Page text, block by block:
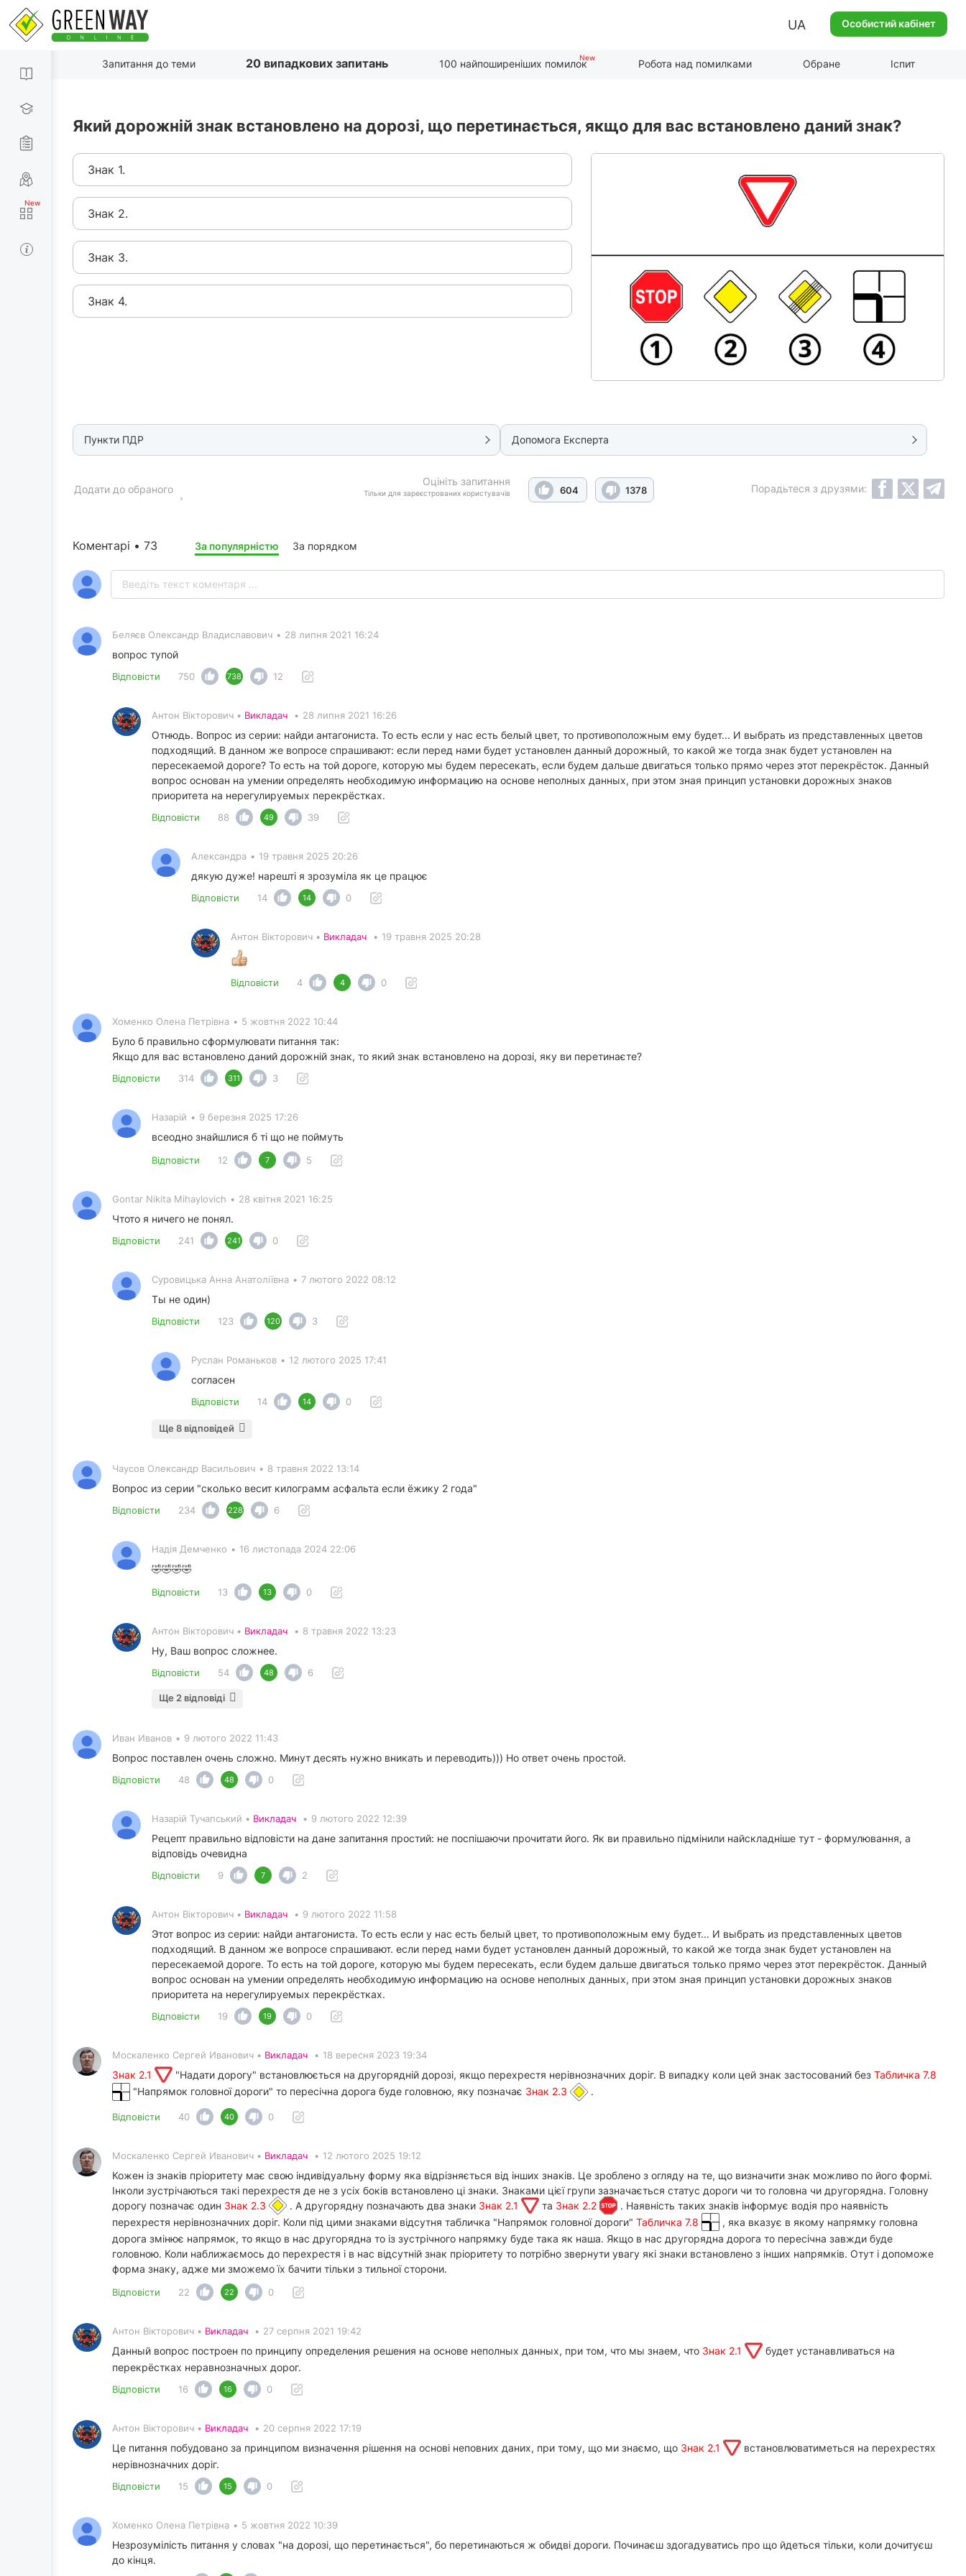
UA Особистий кабінет
Запитання до теми 20 випадкових запитань 100 найпоширеніших помилок Робота над помилками Обране Іспит
Який дорожній знак встановлено на дорозі, що перетинається, якщо для вас встановлено даний знак?
Знак 1.
Знак 2.
Знак 3.
Знак 4.
Пункти ПДР Допомога Експерта
Оцініть запитання
Тільки для зареєстрованих користувачів 604 1378
Додати до обраного Порадьтеся з друзями:
Коментарі • 73 За популярністю За порядком
Беляєв Олександр Владиславович • 28 липня 2021 16:24
вопрос тупой
Відповісти 750 738 12
Антон Вікторович • Викладач • 28 липня 2021 16:26
Отнюдь. Вопрос из серии: найди антагониста. То есть если у нас есть белый цвет, то противоположным ему будет... И выбрать из представленных цветов
подходящий. В данном же вопросе спрашивают: если перед нами будет установлен данный дорожный, то какой же тогда знак будет установлен на
пересекаемой дороге? То есть на той дороге, которую мы будем пересекать, если будем дальше двигаться только прямо через этот перекрёсток. Данный
вопрос основан на умении определять необходимую информацию на основе неполных данных, при этом зная принцип установки дорожных знаков
приоритета на нерегулируемых перекрёстках.
Відповісти 88 49 39
Александра • 19 травня 2025 20:26
дякую дуже! нарешті я зрозуміла як це працює
Відповісти 14 14 0
Антон Вікторович • Викладач • 19 травня 2025 20:28
Відповісти 4 4 0
Хоменко Олена Петрівна • 5 жовтня 2022 10:44
Було б правильно сформулювати питання так:
Якщо для вас встановлено даний дорожній знак, то який знак встановлено на дорозі, яку ви перетинаєте?
Відповісти 314 311 3
Назарій • 9 березня 2025 17:26
всеодно знайшлися б ті що не поймуть
Відповісти 12 7 5
Gontar Nikita Mihaylovich • 28 квітня 2021 16:25
Чтото я ничего не понял.
Відповісти 241 241 0
Суровицька Анна Анатоліївна • 7 лютого 2022 08:12
Ты не один)
Відповісти 123 120 3
Руслан Романьков • 12 лютого 2025 17:41
согласен
Відповісти 14 14 0
Ще 8 відповідей
Чаусов Олександр Васильович • 8 травня 2022 13:14
Вопрос из серии "сколько весит килограмм асфальта если ёжику 2 года"
Відповісти 234 228 6
Надія Демченко • 16 листопада 2024 22:06
🤣🤣🤣🤣
Відповісти 13 13 0
Антон Вікторович • Викладач • 8 травня 2022 13:23
Ну, Ваш вопрос сложнее.
Відповісти 54 48 6
Ще 2 відповіді
Иван Иванов • 9 лютого 2022 11:43
Вопрос поставлен очень сложно. Минут десять нужно вникать и переводить))) Но ответ очень простой.
Відповісти 48 48 0
Назарій Тучапський • Викладач • 9 лютого 2022 12:39
Рецепт правильно відповісти на дане запитання простий: не поспішаючи прочитати його. Як ви правильно підмінили найскладніше тут - формулювання, а
відповідь очевидна
Відповісти 9 7 2
Антон Вікторович • Викладач • 9 лютого 2022 11:58
Этот вопрос из серии: найди антагониста. То есть если у нас есть белый цвет, то противоположным ему будет... И выбрать из представленных цветов
подходящий. В данном же вопросе спрашивают. если перед нами будет установлен данный дорожный, то какой же тогда знак будет установлен на
пересекаемой дороге. То есть на той дороге, которую мы будем пересекать, если будем дальше двигаться только прямо через этот перекрёсток. Данный
вопрос основан на умении определять необходимую информацию на основе неполных данных, при этом зная принцип установки дорожных знаков
приоритета на нерегулируемых перекрёстках.
Відповісти 19 19 0
Москаленко Сергей Иванович • Викладач • 18 вересня 2023 19:34
Знак 2.1 "Надати дорогу" встановлюється на другорядній дорозі, якщо перехрестя нерівнозначних доріг. В випадку коли цей знак застосований без Табличка 7.8
"Напрямок головної дороги" то пересічна дорога буде головною, яку позначає Знак 2.3 .
Відповісти 40 40 0
Москаленко Сергей Иванович • Викладач • 12 лютого 2025 19:12
Кожен із знаків пріоритету має свою індивідуальну форму яка відрізняється від інших знаків. Це зроблено з огляду на те, що визначити знак можливо по його формі.
Інколи зустрічаються такі перехрестя де не з усіх боків встановлено ці знаки. Знаками цієї групи зазначається статус дороги чи то головна чи другорядна. Головну
дорогу позначає один Знак 2.3 . А другорядну позначають два знаки Знак 2.1 та Знак 2.2
. Наявність таких знаків інформує водія про наявність
перехрестя нерівнозначних доріг. Коли під цими знаками відсутня табличка "Напрямок головної дороги" Табличка 7.8
, яка вказує в якому напрямку головна
дорога змінює напрямок, то якщо в нас другорядна то із зустрічного напрямку буде така як наша. Якщо в нас другорядна дорога то пересічна завжди буде
головною. Коли наближаємось до перехрестя і в нас відсутній знак пріоритету то потрібно звернути увагу які знаки встановлено з інших напрямків. Отут і допоможе
форма знаку, адже ми зможемо їх бачити тільки з тильної сторони.
Відповісти 22 22 0
Антон Вікторович • Викладач • 27 серпня 2021 19:42
Данный вопрос построен по принципу определения решения на основе неполных данных, при том, что мы знаем, что Знак 2.1
будет устанавливаться на
перекрёстках неравнозначных дорог.
Відповісти 16 16 0
Антон Вікторович • Викладач • 20 серпня 2022 17:19
Це питання побудовано за принципом визначення рішення на основі неповних даних, при тому, що ми знаємо, що Знак 2.1
встановлюватиметься на перехрестях
нерівнозначних доріг.
Відповісти 15 15 0
Хоменко Олена Петрівна • 5 жовтня 2022 10:39
Незрозумілість питання у словах "на дорозі, що перетинається", бо перетинаються ж обидві дороги. Починаєш здогадуватись про що йдеться тільки, коли дочитуєш
до кінця.